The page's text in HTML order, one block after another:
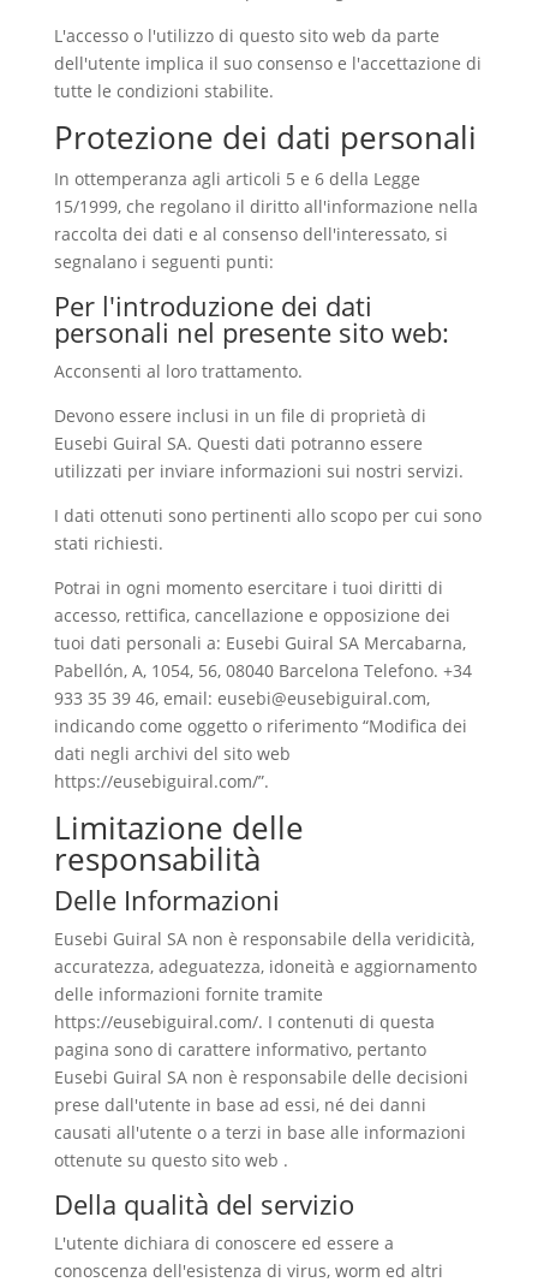
L'accesso o l'utilizzo di questo sito web da parte
dell'utente implica il suo consenso e l'accettazione di
tutte le condizioni stabilite.
Protezione dei dati personali
In ottemperanza agli articoli 5 e 6 della Legge
15/1999, che regolano il diritto all'informazione nella
raccolta dei dati e al consenso dell'interessato, si
segnalano i seguenti punti:
Per l'introduzione dei dati
personali nel presente sito web:
Acconsenti al loro trattamento.
Devono essere inclusi in un file di proprietà di
Eusebi Guiral SA. Questi dati potranno essere
utilizzati per inviare informazioni sui nostri servizi.
I dati ottenuti sono pertinenti allo scopo per cui sono
stati richiesti.
Potrai in ogni momento esercitare i tuoi diritti di
accesso, rettifica, cancellazione e opposizione dei
tuoi dati personali a: Eusebi Guiral SA Mercabarna,
Pabellón, A, 1054, 56, 08040 Barcelona Telefono. +34
933 35 39 46, email: eusebi@eusebiguiral.com,
indicando come oggetto o riferimento “Modifica dei
dati negli archivi del sito web
https://eusebiguiral.com/”.
Limitazione delle
responsabilità
Delle Informazioni
Eusebi Guiral SA non è responsabile della veridicità,
accuratezza, adeguatezza, idoneità e aggiornamento
delle informazioni fornite tramite
https://eusebiguiral.com/. I contenuti di questa
pagina sono di carattere informativo, pertanto
Eusebi Guiral SA non è responsabile delle decisioni
prese dall'utente in base ad essi, né dei danni
causati all'utente o a terzi in base alle informazioni
ottenute su questo sito web .
Della qualità del servizio
L'utente dichiara di conoscere ed essere a
conoscenza dell'esistenza di virus, worm ed altri